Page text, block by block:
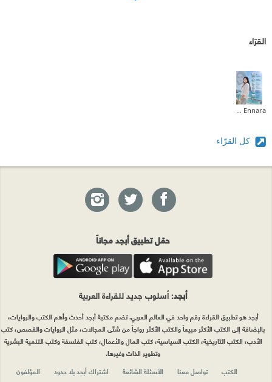
القرّاء
كل القرّاء
حمّل تطبيق أبجد مجاناً
أبجد: أسلوب جديد للقراءة العربية
أبجد هو تطبيق القراءة رقم واحد في العالم العربي. تضم مكتبة أبجد أحدث وأهم الكتب والروايات،
بالإضافة إلى الكتب الأكثر مبيعاً والكتب الأكثر رواجاً من شتّى المجالات، مثل الروايات والقصص، كتب
الأدب، الكتب التاريخية، الكتب السياسية، كتب المال والأعمال، كتب الفلسفة وكتب التنمية البشرية
وتطوير الذات وغيرها.
الكتب
تواصل معنا الأسئلة الشائعة اشتراك أبجد بلا حدود المؤلفون